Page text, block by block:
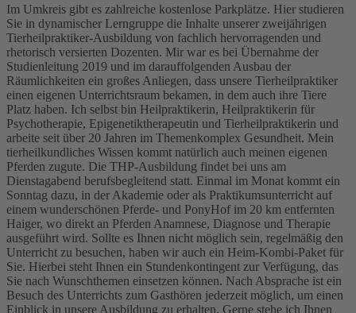
Im Umkreis gibt es zahlreiche kostenlose Parkplätze. Hier studieren
Sie in dynamischer Lerngruppe die Inhalte unserer zweijährigen
Tierheilpraktiker-Ausbildung von fachlich hervorragenden und
rhetorisch versierten Dozenten. Mir war es bei Übernahme der
Studienleitung 2019 und im darauffolgenden Ausbau der
Räumlichkeiten ein großes Anliegen, dass unsere Tierheilpraktiker
einen eigenen Unterrichtsraum bekamen, in dem auch ihre Tiere
Platz haben. Ich selbst bin Heilpraktikerin, Heilpraktikerin für
Psychotherapie, Epigenetiktherapeutin und Tierheilpraktikerin und
arbeite seit über 20 Jahren im Themenkomplex Gesundheit. Mein
tierheilkundliches Wissen kommt natürlich auch meinen eigenen
Pferden zugute. Die THP-Ausbildung findet bei uns am
Dienstagabend berufsbegleitend statt. Einmal im Monat kommt ein
Sonntag dazu, in der Akademie oder als Praktikumsunterricht auf
einem wunderschönen Pferde- und PonyHof im 20 km entfernten
Haiger, wo direkt an Pferden Anamnese, Diagnose und Therapie
ausgeführt wird. Sollte es Ihnen nicht möglich sein, regelmäßig den
Unterricht zu besuchen, haben wir auch ein Heim-Kombi-Paket für
Sie. Hierbei steht Ihnen ein Stundenkontingent zur Verfügung, das
Sie nach Wunschthemen einsetzen können. Nach Absprache ist ein
Besuch des Unterrichts zum Gasthören jederzeit möglich, um einen
Einblick in unsere Ausbildung zu erhalten. Gerne stehe ich Ihnen